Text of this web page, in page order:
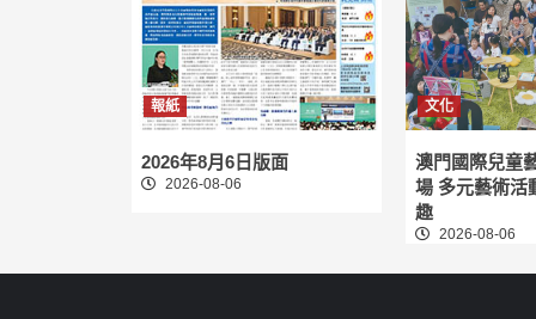
報紙
2026年8月6日版面
2026-08-06
文化
澳門國際兒童
場 多元藝術活
趣
2026-08-06